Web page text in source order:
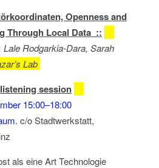
Openness and
Through Local Data ::
Lale Rodgarkia-Dara, Sarah
Lab
session
15:00–18:00
. c/o Stadtwerkstatt,
als eine Art Technologie